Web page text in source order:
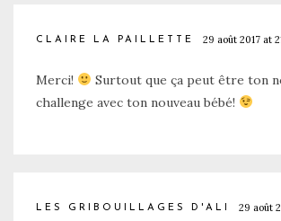
CLAIRE LA PAILLETTE 29 août 2017 at
Merci!
Surtout que ça peut être ton
challenge avec ton nouveau bébé!
LES GRIBOUILLAGES D'ALI 29 août